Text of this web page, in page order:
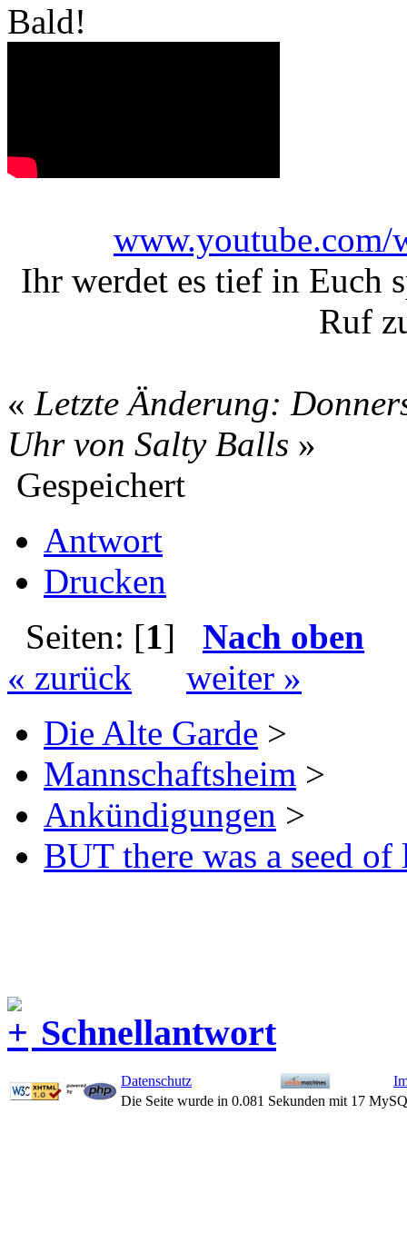
Bald!
www.youtube.com/
Ihr werdet es tief in Euch
Ruf
« Letzte Änderung:
Uhr von Salty Balls »
Gespeichert
Antwort
Drucken
Seiten: [1] Nach oben
« zurück
weiter »
Die Alte Garde >
Mannschaftsheim >
Ankündigungen >
BUT there was a seed
Schnellantwort
Datenschutz
Die Seite wurde in 0.081 Sekunden mit 17